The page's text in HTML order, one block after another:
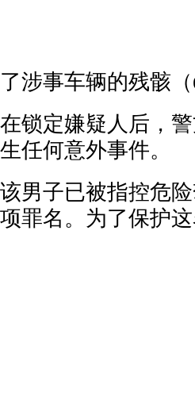
了涉事车辆的残骸（
在锁定嫌疑人后，
生任何意外事件。
该男子已被指控危
项罪名。为了保护